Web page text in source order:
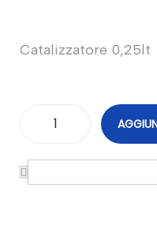
Catalizzatore 0,25lt